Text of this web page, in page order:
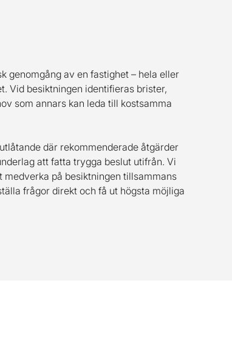
genomgång av en fastighet – hela eller
Vid besiktningen identifieras brister,
som annars kan leda till kostsamma
där rekommenderade åtgärder
att fatta trygga beslut utifrån. Vi
på besiktningen tillsammans
frågor direkt och få ut högsta möjliga